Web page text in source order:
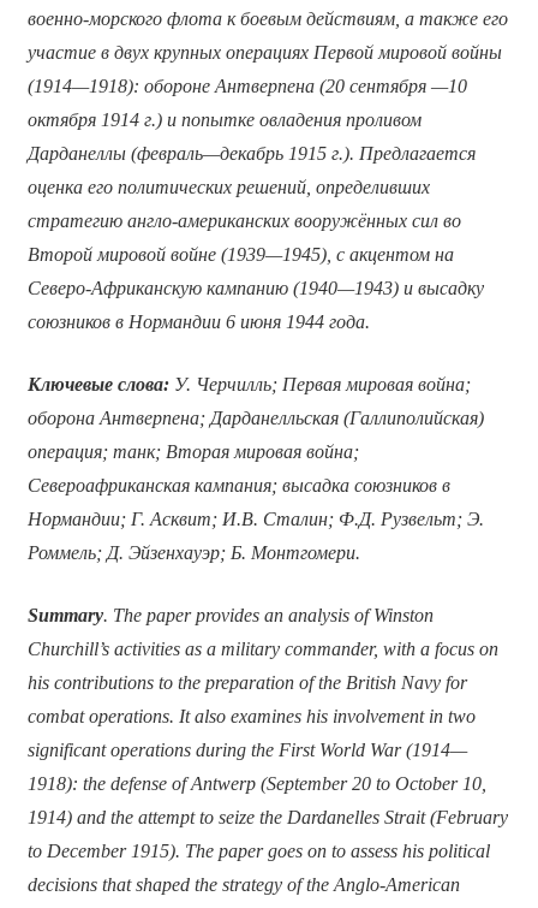
военно-морского флота к боевым действиям, а также его
участие в двух крупных операциях Первой мировой войны
(1914—1918): обороне Антверпена (20 сентября —10
октября 1914 г.) и попытке овладения проливом
Дарданеллы (февраль—декабрь 1915 г.). Предлагается
оценка его политических решений, определивших
стратегию англо-американских вооружённых сил во
Второй мировой войне (1939—1945), с акцентом на
Северо-Африканскую кампанию (1940—1943) и высадку
союзников в Нормандии 6 июня 1944 года.
Ключевые слова:У. Черчилль; Первая мировая война;
оборона Антверпена; Дарданелльская (Галлиполийская)
операция; танк; Вторая мировая война;
Североафриканская кампания; высадка союзников в
Нормандии; Г. Асквит; И.В. Сталин; Ф.Д. Рузвельт; Э.
Роммель; Д. Эйзенхауэр; Б. Монтгомери.
Summary. The paper provides an analysis of Winston
Churchill’s activities as a military commander, with a focus on
his contributions to the preparation of the British Navy for
combat operations. It also examines his involvement in two
significant operations during the First World War (1914—
1918): the defense of Antwerp (September 20 to October 10,
1914) and the attempt to seize the Dardanelles Strait (February
to December 1915). The paper goes on to assess his political
decisions that shaped the strategy of the Anglo-American